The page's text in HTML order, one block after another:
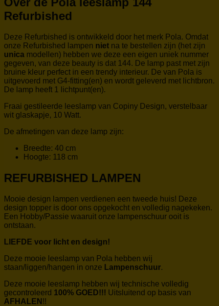
Refurbished
Deze Refurbished is ontwikkeld door het merk Pola. Omdat
onze Refurbished lampen niet na te bestellen zijn (het zijn
unica modellen) hebben we deze een eigen uniek nummer
gegeven, van deze beauty is dat 144. De lamp past met zijn
bruine kleur perfect in een trendy interieur. De van Pola is
uitgevoerd met G4-fitting(en) en wordt geleverd met lichtbron.
De lamp heeft 1 lichtpunt(en).
Fraai gestileerde leeslamp van Copiny Design, verstelbaar
wit glaskapje, 10 Watt.
De afmetingen van deze lamp zijn:
Breedte: 40 cm
Hoogte: 118 cm
REFURBISHED LAMPEN
Mooie design lampen verdienen een tweede huis! Deze
design topper is door ons opgekocht en volledig nagekeken.
Een Hobby/Passie waaruit onze lampenschuur ooit is
ontstaan.
LIEFDE voor licht en design!
Deze mooie leeslamp van Pola hebben wij
staan/liggen/hangen in onze Lampenschuur.
Deze mooie leeslamp hebben wij technische volledig
gecontroleerd 100% GOED!!! Uitsluitend op basis van
AFHALEN !!